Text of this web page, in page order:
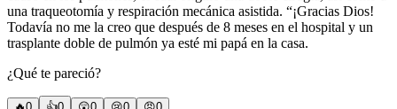
una traqueotomía y respiración mecánica asistida. “¡Gracias Dios!
Todavía no me la creo que después de 8 meses en el hospital y un
trasplante doble de pulmón ya esté mi papá en la casa.
¿Qué te pareció?